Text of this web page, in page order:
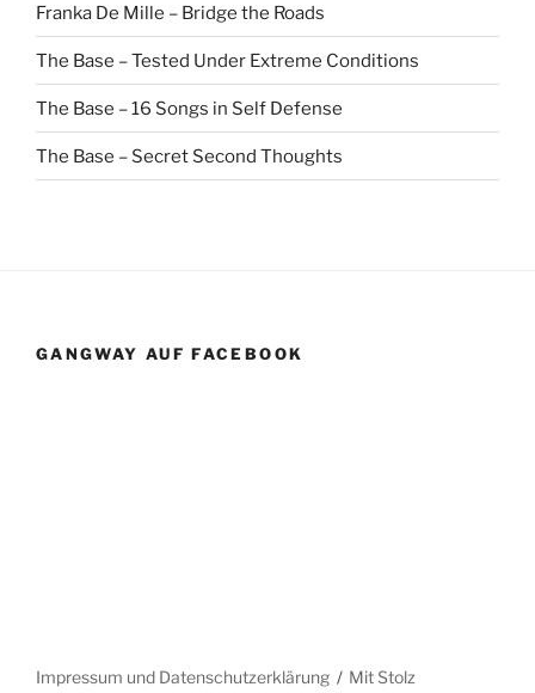
Franka De Mille – Bridge the Roads
The Base – Tested Under Extreme Conditions
The Base – 16 Songs in Self Defense
The Base – Secret Second Thoughts
GANGWAY AUF FACEBOOK
Impressum und Datenschutzerklärung Mit Stolz